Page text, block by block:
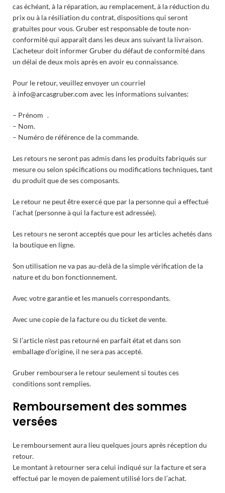
cas échéant, à la réparation, au remplacement, à la réduction du
prix ou à la résiliation du contrat, dispositions qui seront
gratuites pour vous. Gruber est responsable de toute non-
conformité qui apparaît dans les deux ans suivant la livraison.
L’acheteur doit informer Gruber du défaut de conformité dans
un délai de deux mois après en avoir eu connaissance.
Pour le retour, veuillez envoyer un courriel
à info@arcasgruber.com avec les informations suivantes:
– Prénom .
– Nom.
– Numéro de référence de la commande.
Les retours ne seront pas admis dans les produits fabriqués sur
mesure ou selon spécifications ou modifications techniques, tant
du produit que de ses composants.
Le retour ne peut être exercé que par la personne qui a effectué
l’achat (personne à qui la facture est adressée).
Les retours ne seront acceptés que pour les articles achetés dans
la boutique en ligne.
Son utilisation ne va pas au-delà de la simple vérification de la
nature et du bon fonctionnement.
Avec votre garantie et les manuels correspondants.
Avec une copie de la facture ou du ticket de vente.
Si l’article n’est pas retourné en parfait état et dans son
emballage d’origine, il ne sera pas accepté.
Gruber remboursera le retour seulement si toutes ces
conditions sont remplies.
Remboursement des sommes
versées
Le remboursement aura lieu quelques jours après réception du
retour.
Le montant à retourner sera celui indiqué sur la facture et sera
effectué par le moyen de paiement utilisé lors de l’achat.